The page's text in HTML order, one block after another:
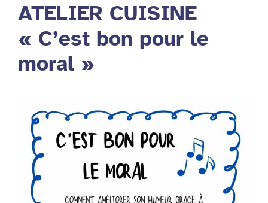
ATELIER CUISINE
« C’est bon pour le
moral »